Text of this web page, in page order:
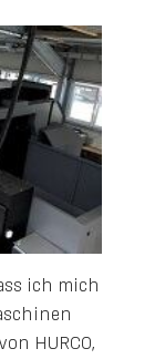
ich mich
HURCO,